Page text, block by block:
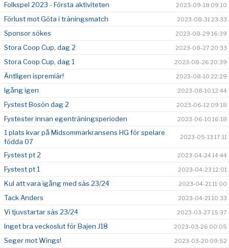
Folkspel 2023 - Första aktiviteten 2023-09-18 09:10
Förlust mot Göta i träningsmatch 2023-08-31 23:33
Sponsor sökes 2023-08-29 16:39
Stora Coop Cup, dag 2 2023-08-27 20:33
Stora Coop Cup, dag 1 2023-08-26 20:39
Äntligen ispremiär! 2023-08-10 22:29
Igång igen 2023-08-10 12:44
Fystest Bosön dag 2 2023-06-12 09:18
Fystester innan egenträningsperioden 2023-06-10 16:18
1 plats kvar på Midsommarkransens HG för spelare
födda 07
2023-05-13 17:11
Fystest pt 2 2023-04-24 14:44
Fystest pt 1 2023-04-23 12:01
Kul att vara igång med säs 23/24 2023-04-21 11:00
Tack Anders 2023-04-21 10:33
Vi tjuvstartar säs 23/24 2023-03-27 15:37
Inget bra veckoslut för Bajen J18 2023-03-26 00:05
Seger mot Wings! 2023-03-20 09:52